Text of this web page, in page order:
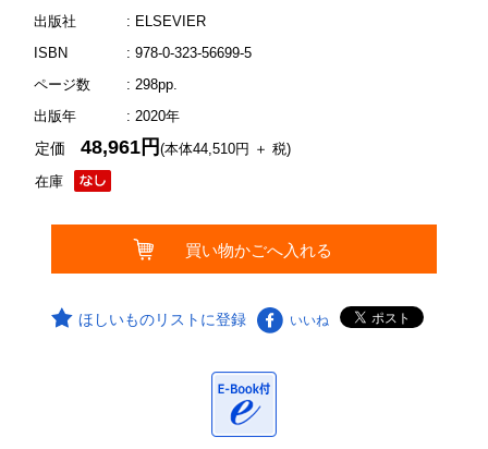
出版社
: ELSEVIER
ISBN
: 978-0-323-56699-5
ページ数
: 298pp.
出版年
: 2020年
在庫
定価48,961円(本体44,510円 ＋ 税)
ほしいものリストに登録 いいね